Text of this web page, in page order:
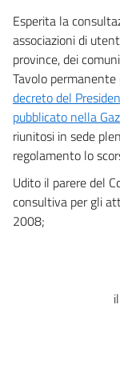
Esperita la
associazioni di
province, dei
Tavolo
decreto del
pubblicato nella
riunitosi in sede
regolamento lo
Udito il parere del
consultiva per gli
2008;